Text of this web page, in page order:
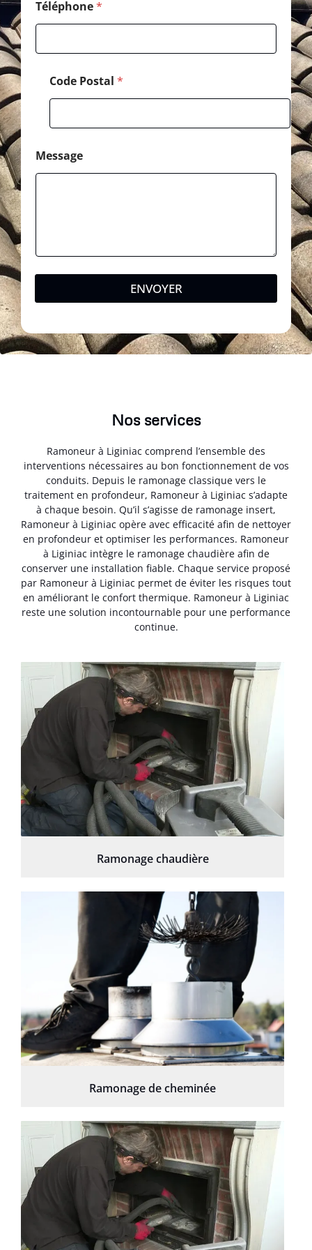
t
Téléphone*
Code Postal *
Message
ENVOYER
Nos services
Ramoneur à Liginiac comprend l’ensemble des
interventions nécessaires au bon fonctionnement de vos
conduits. Depuis le ramonage classique vers le
traitement en profondeur, Ramoneur à Liginiac s’adapte
à chaque besoin. Qu’il s’agisse de ramonage insert,
Ramoneur à Liginiac opère avec efficacité afin de nettoyer
en profondeur et optimiser les performances. Ramoneur
à Liginiac intègre le ramonage chaudière afin de
conserver une installation fiable. Chaque service proposé
par Ramoneur à Liginiac permet de éviter les risques tout
en améliorant le confort thermique. Ramoneur à Liginiac
reste une solution incontournable pour une performance
continue.
Ramonage chaudière
Ramonage de cheminée